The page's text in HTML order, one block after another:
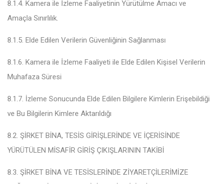
8.1.4. Kamera ile İzleme Faaliyetinin Yürütülme Amacı ve
Amaçla Sınırlılık.
8.1.5. Elde Edilen Verilerin Güvenliğinin Sağlanması
8.1.6. Kamera ile İzleme Faaliyeti ile Elde Edilen Kişisel Verilerin
Muhafaza Süresi
8.1.7. İzleme Sonucunda Elde Edilen Bilgilere Kimlerin Erişebildiği
ve Bu Bilgilerin Kimlere Aktarıldığı
8.2. ŞİRKET BİNA, TESİS GİRİŞLERİNDE VE İÇERİSİNDE
YÜRÜTÜLEN MİSAFİR GİRİŞ ÇIKIŞLARININ TAKİBİ
8.3. ŞİRKET BİNA VE TESİSLERİNDE ZİYARETÇİLERİMİZE